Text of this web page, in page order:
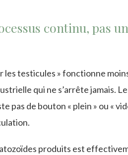
continu, pas un
les testicules » fonctionne
qui ne s’arrête jamais.
pas de bouton « plein » ou «
produits est